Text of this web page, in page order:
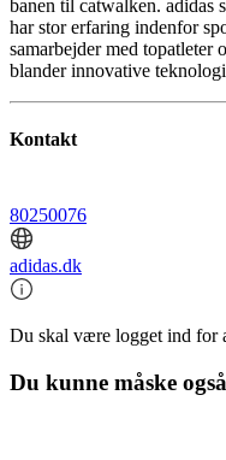
banen til catwalken. adidas
har stor erfaring indenfor
samarbejder med topatleter
blander innovative
Kontakt
80250076
adidas.dk
Du skal være logget ind for
Du kunne måske